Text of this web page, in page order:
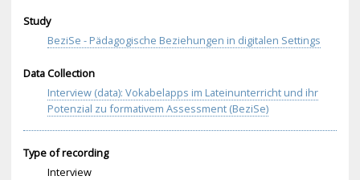
Study
BeziSe - Pädagogische Beziehungen in digitalen Settings
Data Collection
Interview (data): Vokabelapps im Lateinunterricht und ihr
Potenzial zu formativem Assessment (BeziSe)
Type of recording
Interview